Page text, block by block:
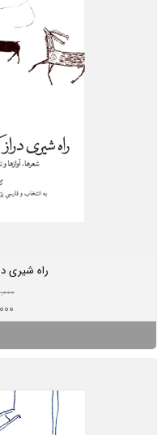
راه شیری